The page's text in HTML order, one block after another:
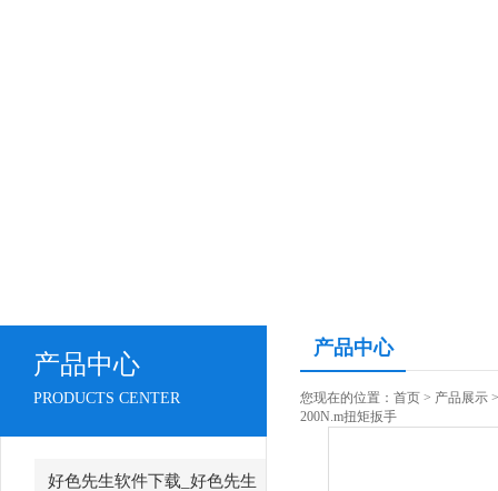
产品中心
PRODUCTS CENTER
好色先生软件下载_好色先生
产品中心
您现在的位置： 首页 > 产品展示
200N.m扭矩扳手